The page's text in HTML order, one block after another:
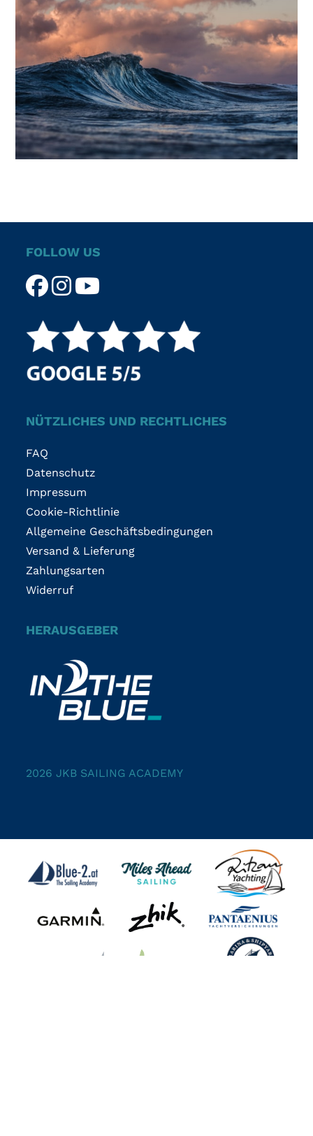
FOLLOW US
NÜTZLICHES UND RECHTLICHES
FAQ
Datenschutz
Impressum
Cookie-Richtlinie
Allgemeine Geschäftsbedingungen
Versand & Lieferung
Zahlungsarten
Widerruf
HERAUSGEBER
2026 JKB SAILING ACADEMY